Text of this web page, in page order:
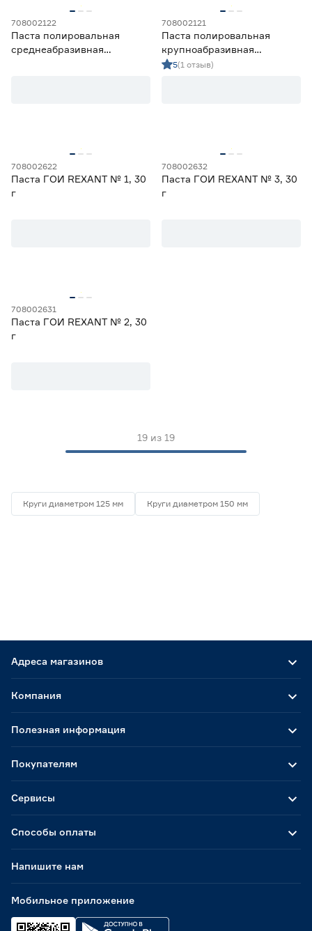
708002122
Паста полировальная
среднеабразивная
708002121
Паста полировальная
крупноабразивная
ВМПАВТО P1000, 20 г
5(1 отзыв)
708002622
Паста ГОИ REXANT № 1, 30
г
708002632
Паста ГОИ REXANT № 3, 30
г
708002631
Паста ГОИ REXANT № 2, 30
г
19 из 19
Круги диаметром 125 мм Круги диаметром 150 мм
Адреса магазинов
Способы оплаты
Мобильное приложение
Компания
Полезная информация
Покупателям
Сервисы
Напишите нам